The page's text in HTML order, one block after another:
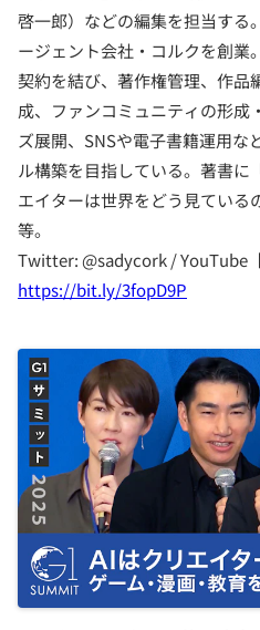
啓一郎）などの編集を担当する
ージェント会社・コルクを創業
契約を結び、著作権管理、作品
成、ファンコミュニティの形成
ズ展開、SNSや電子書籍運用な
ル構築を目指している。著書に
エイターは世界をどう見ている
等。
Twitter: @sadycork / YouTube
https://bit.ly/3fopD9P